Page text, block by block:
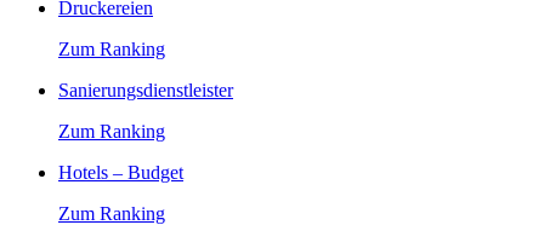
Druckereien
Zum Ranking
Sanierungsdienstleister
Zum Ranking
Hotels – Budget
Zum Ranking